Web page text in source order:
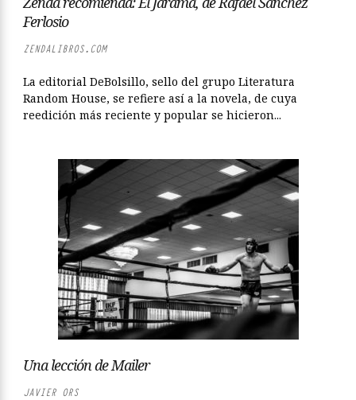
Ferlosio
ZENDALIBROS.COM
La editorial DeBolsillo, sello del grupo Literatura
Random House, se refiere así a la novela, de cuya
reedición más reciente y popular se hicieron...
Una lección de Mailer
JAVIER ORS